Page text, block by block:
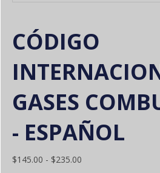
CÓDIGO
GASES
- ESPAÑOL
$145.00 - $235.00